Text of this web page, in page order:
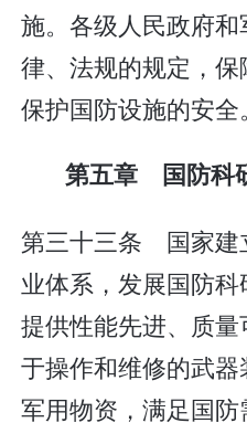
施。各级人民政府
律、法规的规定，保
保护国防设施的安全。
第五章 国防科
第三十三条 国家建
业体系，发展国防
提供性能先进、质
于操作和维修的武
军用物资，满足国防